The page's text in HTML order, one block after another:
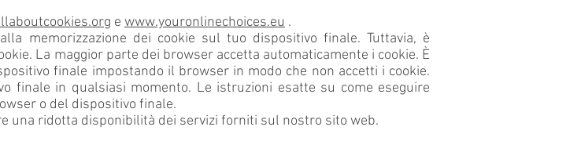
e www.youronlinechoices.eu .
memorizzazione dei cookie sul tuo dispositivo finale. Tuttavia, è
La maggior parte dei browser accetta automaticamente i cookie. È
finale impostando il browser in modo che non accetti i cookie.
finale in qualsiasi momento. Le istruzioni esatte su come eseguire
o del dispositivo finale.
una ridotta disponibilità dei servizi forniti sul nostro sito web.